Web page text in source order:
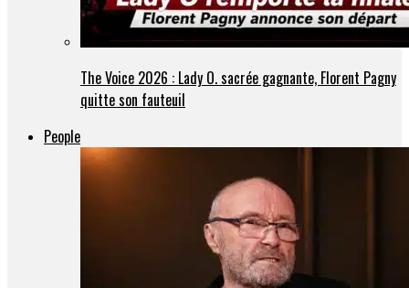
The Voice 2026 : Lady O. sacrée gagnante, Florent Pagny
quitte son fauteuil
People